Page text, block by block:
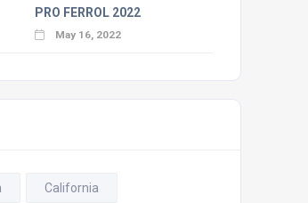
PRO FERROL 2022
May 16, 2022
California